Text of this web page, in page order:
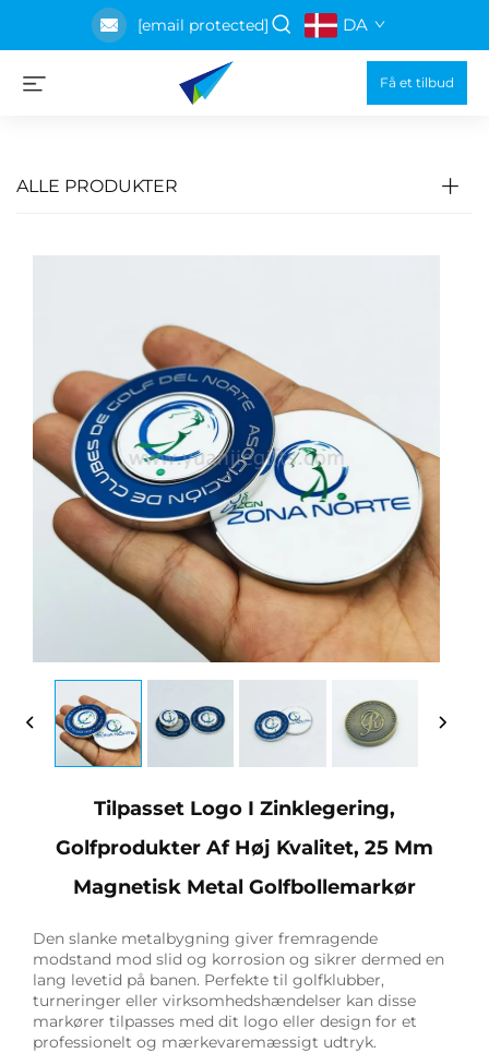
[email protected] DA
Få et tilbud
ALLE PRODUKTER
Tilpasset Logo I Zinklegering,
Golfprodukter Af Høj Kvalitet, 25 Mm
Magnetisk Metal Golfbollemarkør
Den slanke metalbygning giver fremragende
modstand mod slid og korrosion og sikrer dermed en
lang levetid på banen. Perfekte til golfklubber,
turneringer eller virksomhedshændelser kan disse
markører tilpasses med dit logo eller design for et
professionelt og mærkevaremæssigt udtryk.